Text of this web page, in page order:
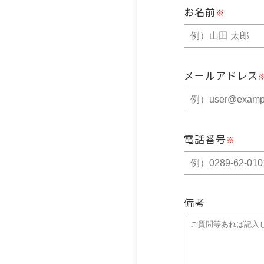
お名前 ※
メールアドレス
電話番号※
備考